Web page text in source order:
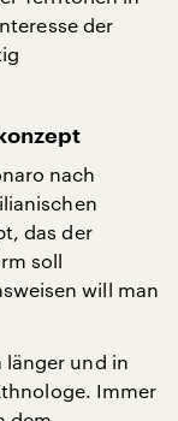
der
nach
das der
soll
will man
länger und in
Immer